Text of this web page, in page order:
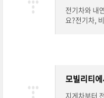
전기차와 내
요?전기차,
지게차부터